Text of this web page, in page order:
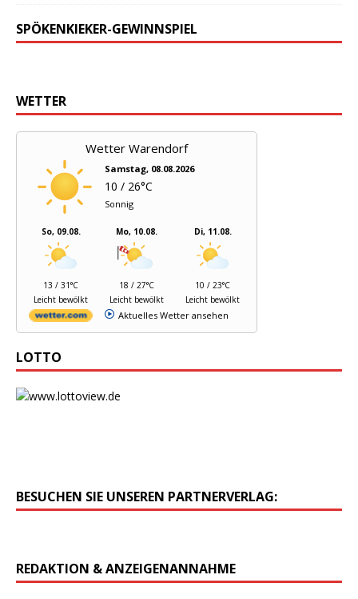
SPÖKENKIEKER-GEWINNSPIEL
WETTER
Wetter Warendorf
Samstag, 08.08.2026
10 / 26°C
Sonnig
So, 09.08.
13 / 31°C
Leicht bewölkt
Mo, 10.08.
18 / 27°C
Leicht bewölkt
Di, 11.08.
10 / 23°C
Leicht bewölkt
Aktuelles Wetter ansehen
LOTTO
BESUCHEN SIE UNSEREN PARTNERVERLAG:
REDAKTION & ANZEIGENANNAHME